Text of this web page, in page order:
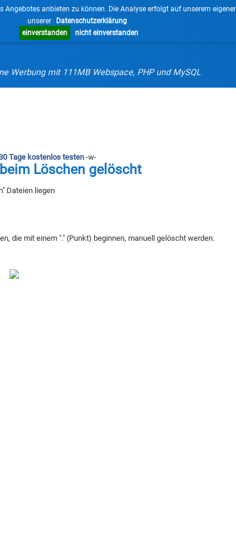
anbieten zu können. Die Analyse erfolgt auf unserem
unserer
Datenschutzerklärung
einverstanden
nicht einverstanden
Werbung mit 111MB Webspace, PHP und MySQL
Tage kostenlos testen -w-
Löschen gelöscht
Dateien liegen
die mit einem "." (Punkt) beginnen, manuell gelöscht werden.